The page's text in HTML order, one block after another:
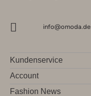
info@omoda.de
Kundenservice
Account
Fashion News